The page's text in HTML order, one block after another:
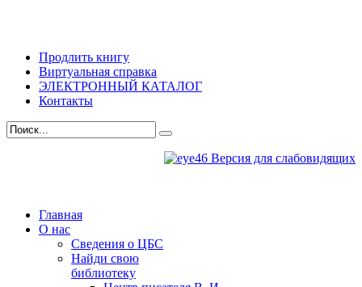
Продлить книгу
Виртуальная справка
ЭЛЕКТРОННЫЙ КАТАЛОГ
Контакты
Версия для слабовидящих
Главная
О нас
Сведения о ЦБС
Найди свою
библиотеку